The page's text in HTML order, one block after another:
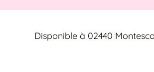
Disponible à 02440